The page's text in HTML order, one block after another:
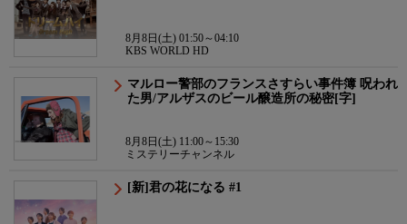
8月8日(土) 01:50～04:10
KBS WORLD HD
マルロー警部のフランスさすらい事件簿 呪われ
た男/アルザスのビール醸造所の秘密[字]
8月8日(土) 11:00～15:30
ミステリーチャンネル
[新]君の花になる #1